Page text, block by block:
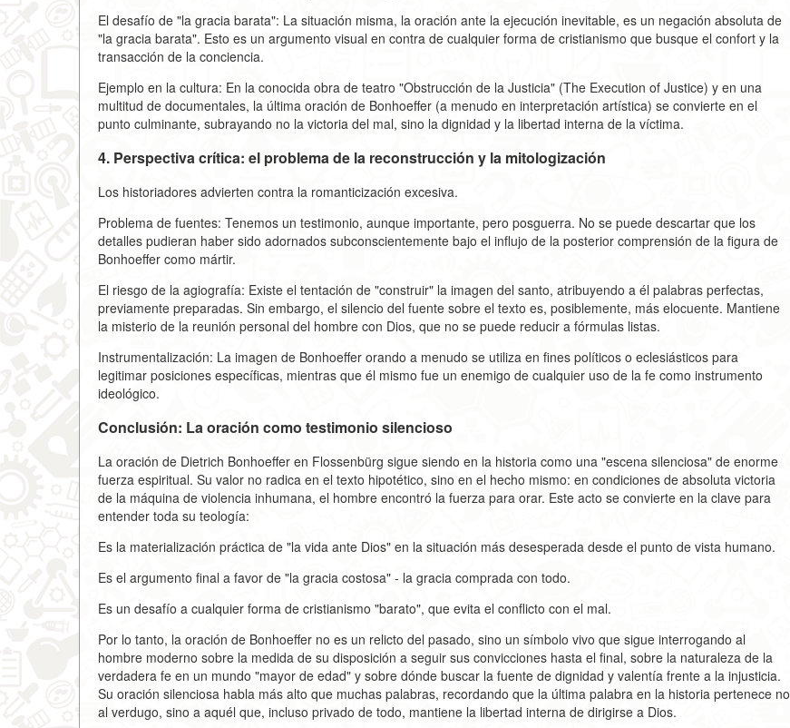
El desafío de "la gracia barata": La situación misma, la oración ante la ejecución inevitable, es un negación absoluta de
"la gracia barata". Esto es un argumento visual en contra de cualquier forma de cristianismo que busque el confort y la
transacción de la conciencia.
Ejemplo en la cultura: En la conocida obra de teatro "Obstrucción de la Justicia" (The Execution of Justice) y en una
multitud de documentales, la última oración de Bonhoeffer (a menudo en interpretación artística) se convierte en el
punto culminante, subrayando no la victoria del mal, sino la dignidad y la libertad interna de la víctima.
4. Perspectiva crítica: el problema de la reconstrucción y la mitologización
Los historiadores advierten contra la romanticización excesiva.
Problema de fuentes: Tenemos un testimonio, aunque importante, pero posguerra. No se puede descartar que los
detalles pudieran haber sido adornados subconscientemente bajo el influjo de la posterior comprensión de la figura de
Bonhoeffer como mártir.
El riesgo de la agiografía: Existe el tentación de "construir" la imagen del santo, atribuyendo a él palabras perfectas,
previamente preparadas. Sin embargo, el silencio del fuente sobre el texto es, posiblemente, más elocuente. Mantiene
la misterio de la reunión personal del hombre con Dios, que no se puede reducir a fórmulas listas.
Instrumentalización: La imagen de Bonhoeffer orando a menudo se utiliza en fines políticos o eclesiásticos para
legitimar posiciones específicas, mientras que él mismo fue un enemigo de cualquier uso de la fe como instrumento
ideológico.
Conclusión: La oración como testimonio silencioso
La oración de Dietrich Bonhoeffer en Flossenbürg sigue siendo en la historia como una "escena silenciosa" de enorme
fuerza espiritual. Su valor no radica en el texto hipotético, sino en el hecho mismo: en condiciones de absoluta victoria
de la máquina de violencia inhumana, el hombre encontró la fuerza para orar. Este acto se convierte en la clave para
entender toda su teología:
Es la materialización práctica de "la vida ante Dios" en la situación más desesperada desde el punto de vista humano.
Es el argumento final a favor de "la gracia costosa" - la gracia comprada con todo.
Es un desafío a cualquier forma de cristianismo "barato", que evita el conflicto con el mal.
Por lo tanto, la oración de Bonhoeffer no es un relicto del pasado, sino un símbolo vivo que sigue interrogando al
hombre moderno sobre la medida de su disposición a seguir sus convicciones hasta el final, sobre la naturaleza de la
verdadera fe en un mundo "mayor de edad" y sobre dónde buscar la fuente de dignidad y valentía frente a la injusticia.
Su oración silenciosa habla más alto que muchas palabras, recordando que la última palabra en la historia pertenece no
al verdugo, sino a aquél que, incluso privado de todo, mantiene la libertad interna de dirigirse a Dios.